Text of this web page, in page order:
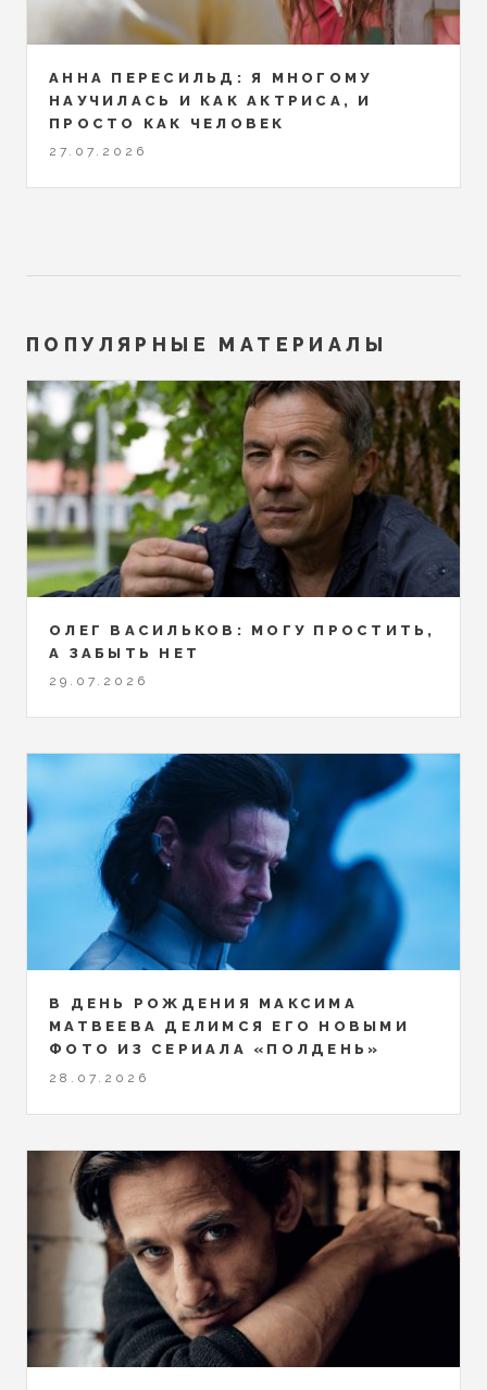
АННА ПЕРЕСИЛЬД: Я МНОГОМУ
НАУЧИЛАСЬ И КАК АКТРИСА, И
ПРОСТО КАК ЧЕЛОВЕК
27.07.2026
ПОПУЛЯРНЫЕ МАТЕРИАЛЫ
ОЛЕГ ВАСИЛЬКОВ: МОГУ ПРОСТИТЬ,
А ЗАБЫТЬ НЕТ
29.07.2026
В ДЕНЬ РОЖДЕНИЯ МАКСИМА
МАТВЕЕВА ДЕЛИМСЯ ЕГО НОВЫМИ
ФОТО ИЗ СЕРИАЛА «ПОЛДЕНЬ»
28.07.2026